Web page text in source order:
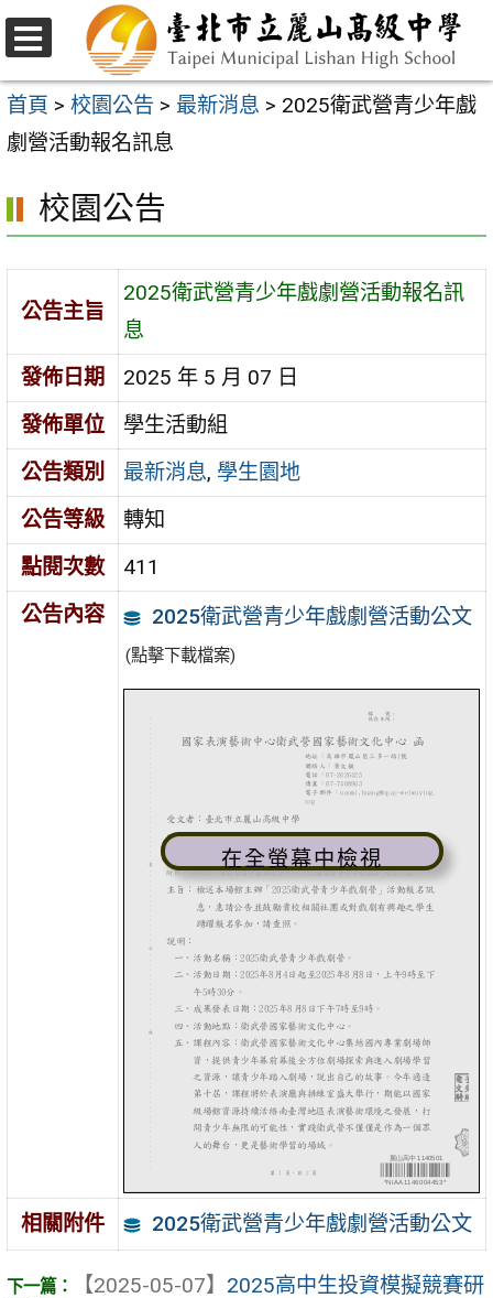
跳
至
主
要
容
區
選
單
首頁 > 校園公告 > 最新消息 > 2025衛武營青少年戲
劇營活動報名訊息
校園公告
公告主旨
2025衛武營青少年戲劇營活動報名訊
息
發佈日期
2025 年 5 月 07 日
發佈單位
學生活動組
公告類別
最新消息, 學生園地
公告等級
轉知
點閱次數
411
公告內容
2025衛武營青少年戲劇營活動公文
(點擊下載檔案)
在全螢幕中檢視
相關附件 2025衛武營青少年戲劇營活動公文
【2025-05-07】 2025高中生投資模擬競賽研